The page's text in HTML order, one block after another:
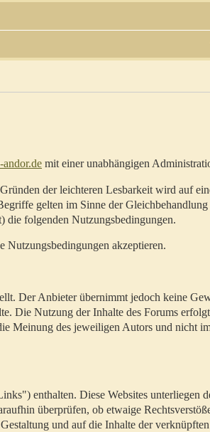
mit einer unabhängigen
der leichteren Lesbarkeit wird auf
gelten im Sinne der
die folgenden Nutzungsbedingungen.
Nutzungsbedingungen akzeptieren.
Der Anbieter übernimmt jedoch keine
Die Nutzung der Inhalte des Forums
Meinung des jeweiligen Autors und nicht
enthalten. Diese Websites unterliegen
überprüfen, ob etwaige
und auf die Inhalte der